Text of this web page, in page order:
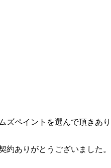
ズペイントを選んで頂きあ
ありがとうございました。